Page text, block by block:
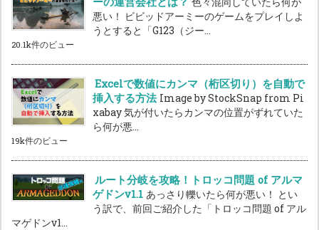
悪い！ ビビッドアーミーのゲームをプレイしよ
うとすると「G123（ジー...
20.1k件のビュー
Excelで数値にカンマ（桁区切り）を自動で
挿入する方法 Image by StockSnap from Pi
xabay 気が付いたらカンマの位置がずれていた
ら何が悪...
19k件のビュー
ルート分岐を攻略！トロッコ問題 of アルマ
ゲドンv1.1 あっさり轢いたら何が悪い！ とい
う訳で、前回ご紹介した「トロッコ問題 of アル
マゲドンv1...